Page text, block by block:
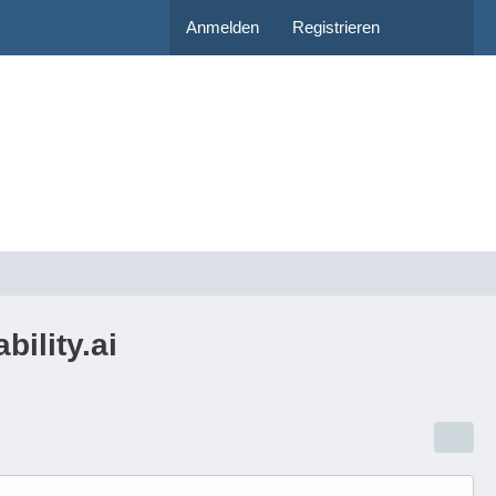
Anmelden Registrieren